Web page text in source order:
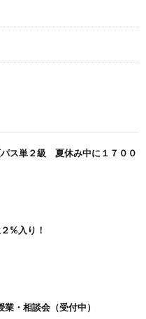
ス単２級 夏休み中に１７００
%入り！
・相談会（受付中）